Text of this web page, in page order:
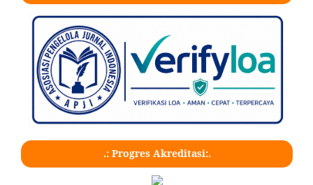
.: Progres Akreditasi:.